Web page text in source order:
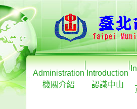
:::
Administration
機關介紹
Introduction
認識中山